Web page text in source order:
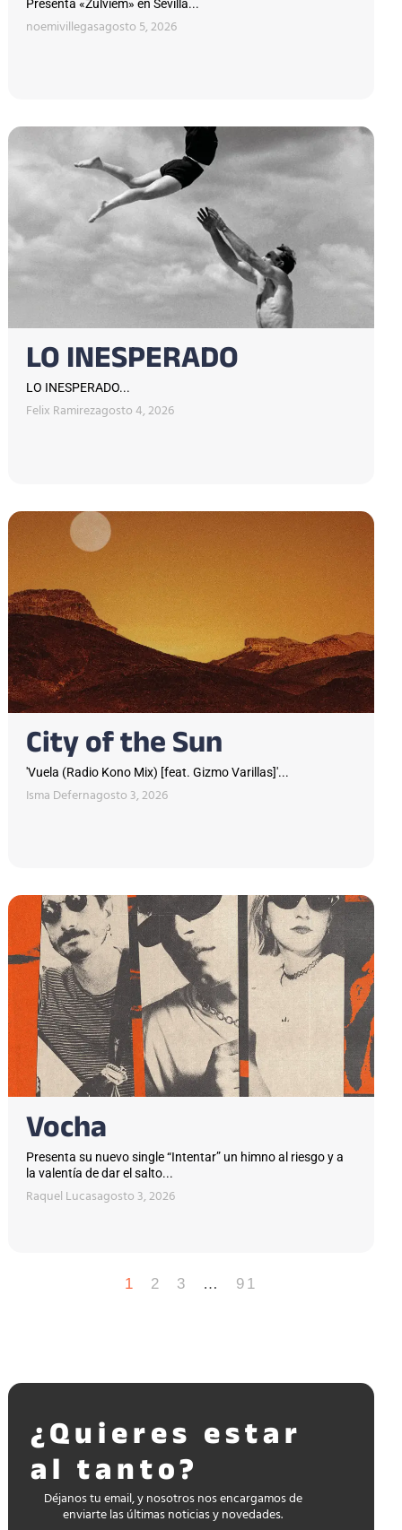
Presenta «Zulviem» en Sevilla...
noemivillegasagosto 5, 2026
LO INESPERADO
LO INESPERADO...
Felix Ramirezagosto 4, 2026
City of the Sun
'Vuela (Radio Kono Mix) [feat. Gizmo Varillas]'...
Isma Defernagosto 3, 2026
Vocha
Presenta su nuevo single “Intentar” un himno al riesgo y a
la valentía de dar el salto...
Raquel Lucasagosto 3, 2026
1 2 3 … 91
¿Quieres estar
al tanto?
Déjanos tu email, y nosotros nos encargamos de
enviarte las últimas noticias y novedades.